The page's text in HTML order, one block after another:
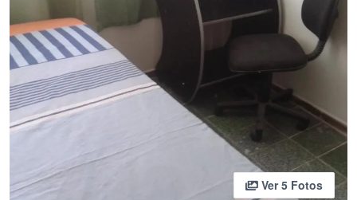
Ver 5 Fotos